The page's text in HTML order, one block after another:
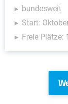
bundesweit
Start:
Freie Plätze: 1